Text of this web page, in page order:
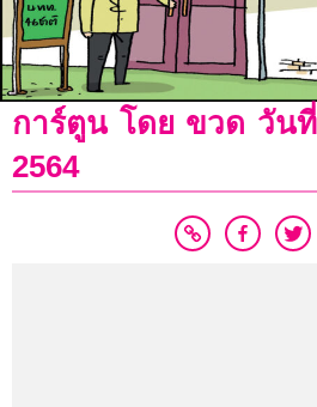
การ์ตูน โดย ขวด วัน
2564